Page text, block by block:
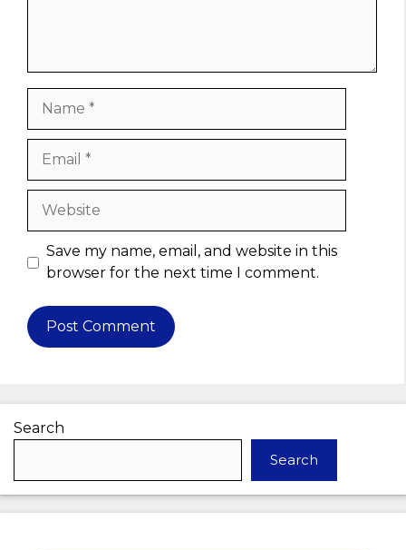
Website
Save my name, email, and website in this
browser for the next time I comment.
Search
Search